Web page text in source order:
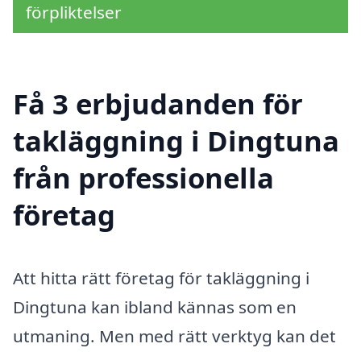
förpliktelser
Få 3 erbjudanden för
takläggning i Dingtuna
från professionella
företag
Att hitta rätt företag för takläggning i
Dingtuna kan ibland kännas som en
utmaning. Men med rätt verktyg kan det